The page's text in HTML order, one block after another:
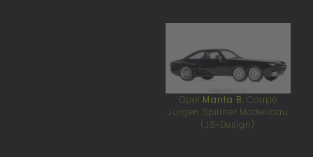
Opel Manta B, Coupé
Jürgen Spillner Modellbau
(JS-Design)